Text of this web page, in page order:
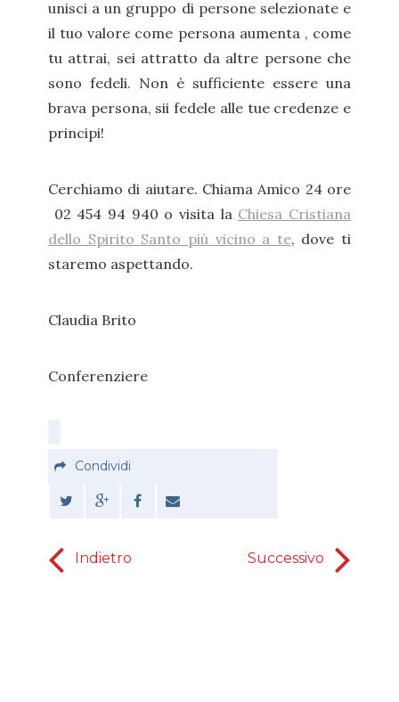
unisci a un gruppo di persone selezionate e
il tuo valore come persona aumenta , come
tu attrai, sei attratto da altre persone che
sono fedeli. Non è sufficiente essere una
brava persona, sii fedele alle tue credenze e
principi!
Cerchiamo di aiutare. Chiama Amico 24 ore
02 454 94 940 o visita la Chiesa Cristiana
dello Spirito Santo più vicino a te, dove ti
staremo aspettando.
Claudia Brito
Conferenziere
Condividi
Indietro Successivo